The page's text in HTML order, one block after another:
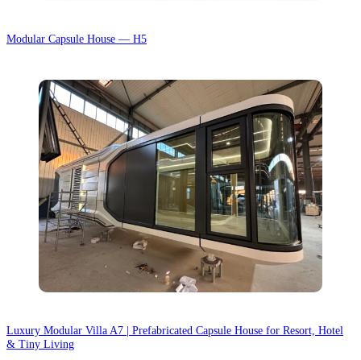
Modular Capsule House — H5
Luxury Modular Villa A7 | Prefabricated Capsule House for Resort, Hotel
& Tiny Living